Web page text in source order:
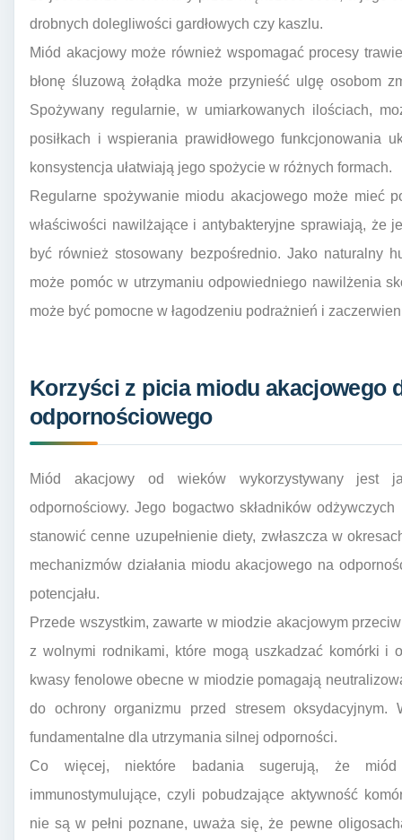
drobnych dolegliwości gardłowych czy kaszlu.
Miód akacjowy może również wspomagać procesy
błonę śluzową żołądka może przynieść ulgę osobom
Spożywany regularnie, w umiarkowanych ilościach,
posiłkach i wspierania prawidłowego funkcjonowania
konsystencja ułatwiają jego spożycie w różnych formach.
Regularne spożywanie miodu akacjowego może mieć
właściwości nawilżające i antybakteryjne sprawiają, że
być również stosowany bezpośrednio. Jako naturalny
może pomóc w utrzymaniu odpowiedniego nawilżenia
może być pomocne w łagodzeniu podrażnień i
Korzyści z picia miodu akacjowego
odpornościowego
Miód akacjowy od wieków wykorzystywany jest
odpornościowy. Jego bogactwo składników
stanowić cenne uzupełnienie diety, zwłaszcza w
mechanizmów działania miodu akacjowego na
potencjału.
Przede wszystkim, zawarte w miodzie akacjowym
z wolnymi rodnikami, które mogą uszkadzać komórki i
kwasy fenolowe obecne w miodzie pomagają
do ochrony organizmu przed stresem oksydacyjnym.
fundamentalne dla utrzymania silnej odporności.
Co więcej, niektóre badania sugerują, że miód
immunostymulujące, czyli pobudzające aktywność
nie są w pełni poznane, uważa się, że pewne